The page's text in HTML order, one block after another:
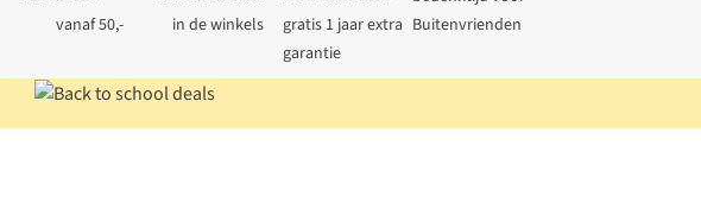
vanaf 50,-
in de winkels
gratis 1 jaar extra
garantie
Buitenvrienden